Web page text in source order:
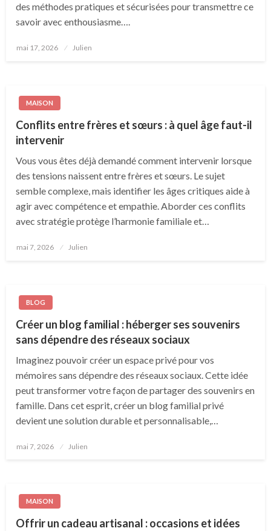
des méthodes pratiques et sécurisées pour transmettre ce
savoir avec enthousiasme….
Posted
mai 17, 2026 Julien
MAISON
Conflits entre frères et sœurs : à quel âge faut-il
intervenir
Vous vous êtes déjà demandé comment intervenir lorsque
des tensions naissent entre frères et sœurs. Le sujet
semble complexe, mais identifier les âges critiques aide à
agir avec compétence et empathie. Aborder ces conflits
avec stratégie protège l’harmonie familiale et…
Posted
mai 7, 2026 Julien
BLOG
Créer un blog familial : héberger ses souvenirs
sans dépendre des réseaux sociaux
Imaginez pouvoir créer un espace privé pour vos
mémoires sans dépendre des réseaux sociaux. Cette idée
peut transformer votre façon de partager des souvenirs en
famille. Dans cet esprit, créer un blog familial privé
devient une solution durable et personnalisable,…
Posted
mai 7, 2026 Julien
MAISON
Offrir un cadeau artisanal : occasions et idées